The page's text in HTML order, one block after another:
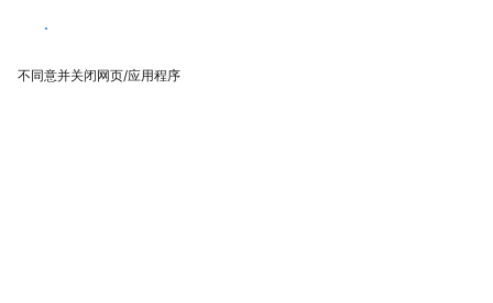
同意
不同意并关闭网页/应用程序